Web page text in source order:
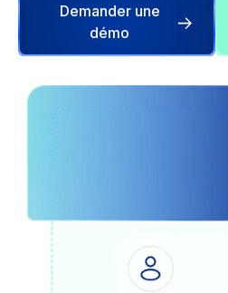
Demander une
démo